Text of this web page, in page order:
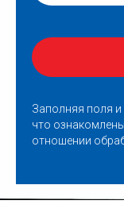
Заполняя поля и
что
отношении